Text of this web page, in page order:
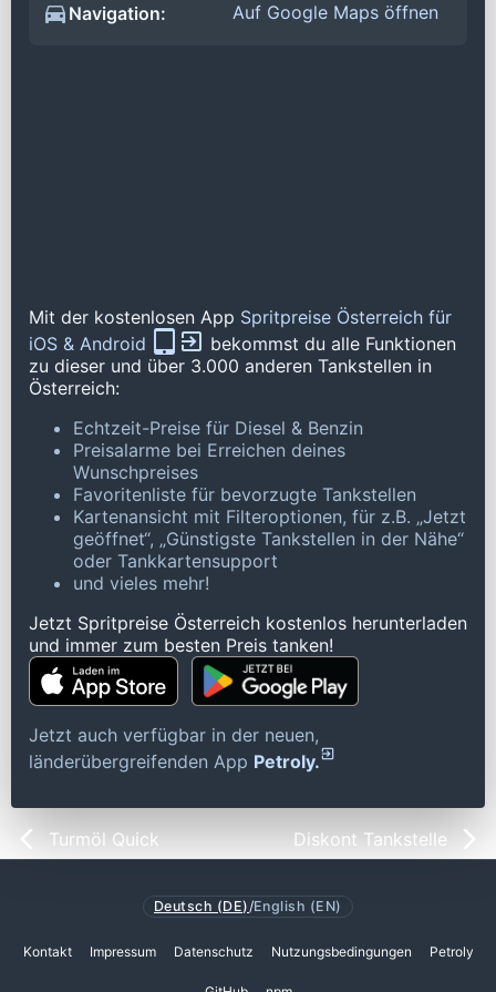
Navigation:
Auf Google Maps öffnen
Mit der kostenlosen App Spritpreise Österreich für
iOS & Android
bekommst du alle Funktionen
zu dieser und über 3.000 anderen Tankstellen in
Österreich:
Echtzeit-Preise für Diesel & Benzin
Preisalarme bei Erreichen deines
Wunschpreises
Favoritenliste für bevorzugte Tankstellen
Kartenansicht mit Filteroptionen, für z.B. „Jetzt
geöffnet“, „Günstigste Tankstellen in der Nähe“
oder Tankkartensupport
und vieles mehr!
Jetzt Spritpreise Österreich kostenlos herunterladen
und immer zum besten Preis tanken!
Jetzt auch verfügbar in der neuen,
länderübergreifenden App Petroly.
Turmöl Quick Diskont Tankstelle
Deutsch (DE)/English (EN)
Kontakt Impressum Datenschutz Nutzungsbedingungen Petroly